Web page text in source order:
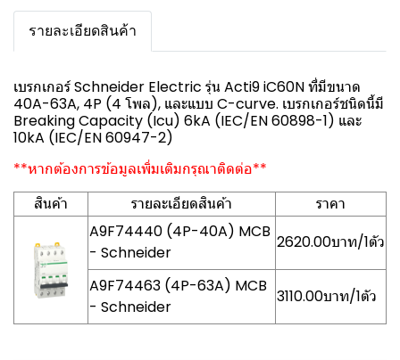
รายละเอียดสินค้า
เบรกเกอร์ Schneider Electric รุ่น Acti9 iC60N ที่มีขนาด
40A-63A, 4P (4 โพล), และแบบ C-curve. เบรกเกอร์ชนิดนี้มี
Breaking Capacity (Icu) 6kA (IEC/EN 60898-1) และ
10kA (IEC/EN 60947-2)
**หากต้องการข้อมูลเพิ่มเติมกรุณาติดต่อ**
สินค้า
รายละเอียดสินค้า
ราคา
A9F74440 (4P-40A) MCB
- Schneider
2620.00บาท/1ตัว
A9F74463 (4P-63A) MCB
- Schneider
3110.00บาท/1ตัว